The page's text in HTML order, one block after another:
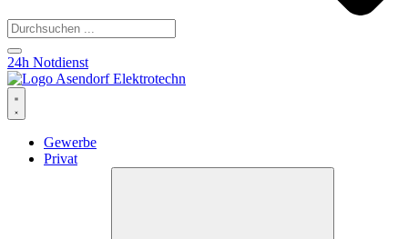
24h Notdienst
Gewerbe
Privat